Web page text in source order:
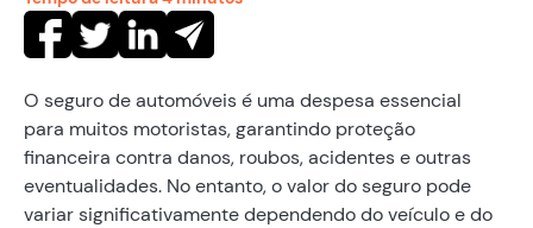
O seguro de automóveis é uma despesa essencial
para muitos motoristas, garantindo proteção
financeira contra danos, roubos, acidentes e outras
eventualidades. No entanto, o valor do seguro pode
variar significativamente dependendo do veículo e do